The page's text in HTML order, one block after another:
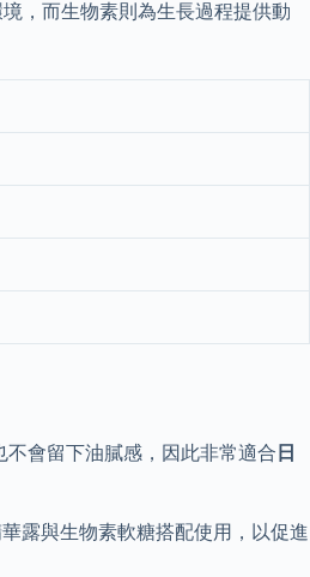
，而生物素則為生長過程提供動
會留下油膩感，因此非常適合 日
露與生物素軟糖搭配使用，以促進